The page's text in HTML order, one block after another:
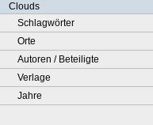
Clouds
Schlagwörter
Orte
Autoren / Beteiligte
Verlage
Jahre